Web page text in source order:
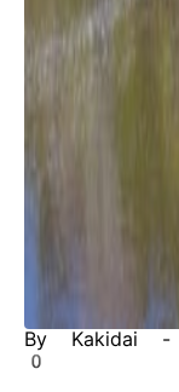
By Kakidai
0